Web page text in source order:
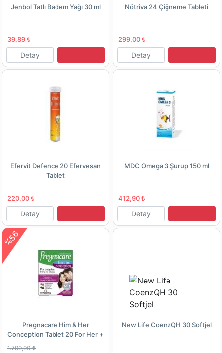
Jenbol Tatlı Badem Yağı 30 ml
39,89 ₺
Detay
Nötriva 24 Çiğneme Tableti
299,00 ₺
Detay
Efervit Defence 20 Efervesan
Tablet
220,00 ₺
Detay
MDC Omega 3 Şurup 150 ml
412,90 ₺
Detay
%56
Pregnacare Him & Her
Conception Tablet 20 For Her +
1.799,90 ₺
New Life CoenzQH 30 Softjel